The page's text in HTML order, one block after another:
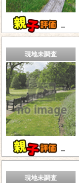
－
現地未調査
－
現地未調査